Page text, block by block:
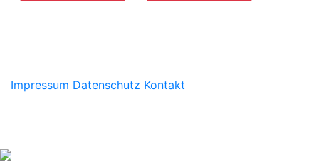
Impressum Datenschutz Kontakt